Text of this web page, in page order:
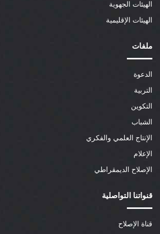
الهيئات الجهوية
الهيئات الإقليمية
ملفات
الدعوة
التربية
التكوين
الشباب
الإنتاج العلمي والفكري
الإعلام
الإصلاح الديمقراطي
قنواتنا التواصلية
قناة الإصلاح